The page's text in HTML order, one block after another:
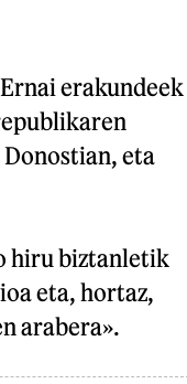
erakundeek
eta
hiru biztanletik
eta, hortaz,
arabera».